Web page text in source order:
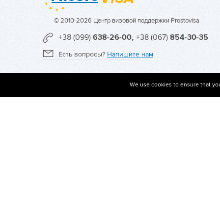
© 2010-2026 Центр визовой поддержки Prostovisa
+38 (099) 638-26-00, +38 (067) 854-30-35
Есть вопросы? Напишите нам
We use cookies to ensure that